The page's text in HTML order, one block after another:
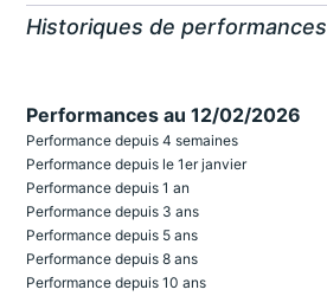
Historiques de performances
Performances au 12/02/2026
Performance depuis 4 semaines
Performance depuis le 1er janvier
Performance depuis 1 an
Performance depuis 3 ans
Performance depuis 5 ans
Performance depuis 8 ans
Performance depuis 10 ans